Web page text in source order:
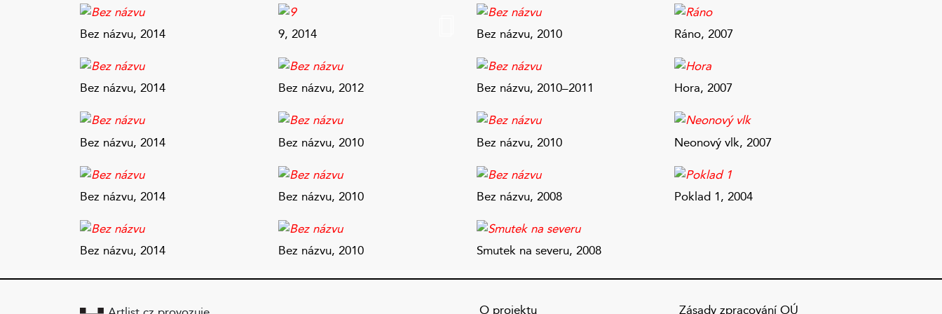
renesančního zátiší a romantické krajinomalby v nich vyhovují hrám s obrazovými plány,
zrcadlením motivů a narušování vznikající symetrie, se skloubením věcnosti a fantaskna, idyly
a dramatičnosti.“
Karbus není žádným víkendovým malířem a naivita, se kterou můžou být jeho obrazy
s malířskou tradicí a díky spojení s lokálními podmínkami, specifickým životem a odklonem
od tendenčního umění a trendů současného uměleckého světa získává jeho tvorba jedinečný
jsou vyplňovány jednotlivé plochy jeho krajinných mozaiek, a které mohou svou barevností
připomínat také umění vitráže středověkých katedrál. V Karbusových kresbách a malbách
poněkud apokalypticky. A nezachrání to ani tradiční lidová chalupa, která v mnohém
připomíná Jurkovičovy pseudolidové stavby, a za níž se dmou komíny jaderných elektráren
2008). V současnosti můžeme narazit na tvorbu čistě abstraktní, odkazující k horninám
a krystalům země. Ve většině případů se zde ale mísí a prolínají tři krajinné roviny: zátiší jako
Bez názvu, 2014
Bez názvu, 2014
Bez názvu, 2014
Bez názvu, 2014
Bez názvu, 2014
9, 2014
Bez názvu, 2012
Bez názvu, 2010
Bez názvu, 2010
Bez názvu, 2010
Bez názvu, 2010
Bez názvu, 2010–2011
Bez názvu, 2010
Bez názvu, 2008
Smutek na severu, 2008
Ráno, 2007
Hora, 2007
Neonový vlk, 2007
Poklad 1, 2004
O projektu Zásady zpracování OÚ